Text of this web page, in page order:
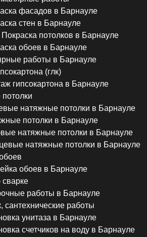
фасадов в Барнауле
стен в Барнауле
Покраска потолков в Барнауле
обоев в Барнауле
работы в Барнауле
(глк)
гипсокартона в Барнауле
натяжные потолки в Барнауле
потолки в Барнауле
натяжные потолки в Барнауле
натяжные потолки в Барнауле
обоев в Барнауле
работы в Барнауле
сантехнические работы
унитаза в Барнауле
счетчиков на воду в Барнауле